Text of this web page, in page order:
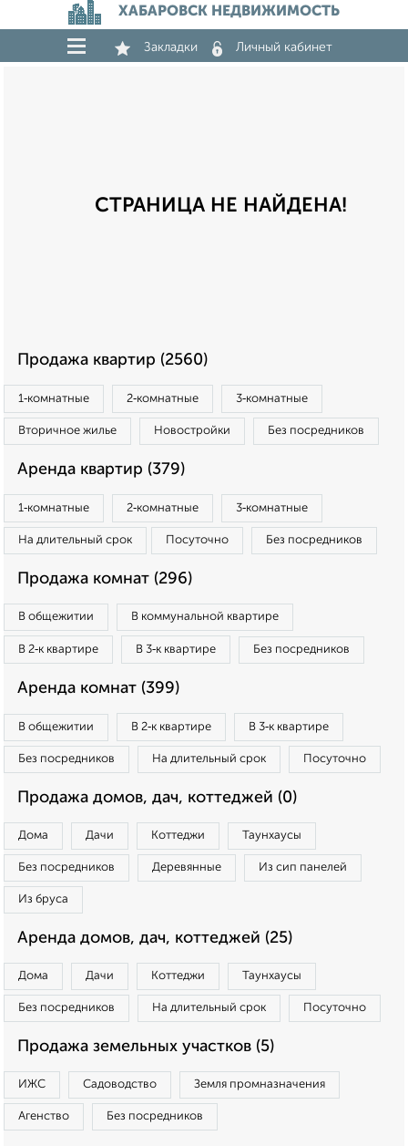
ХАБАРОВСК НЕДВИЖИМОСТЬ
Закладки Личный кабинет
СТРАНИЦА НЕ НАЙДЕНА!
Продажа квартир (2560)
1‑комнатные 2‑комнатные 3‑комнатные
Вторичное жилье Новостройки Без посредников
Аренда квартир (379)
1‑комнатные 2‑комнатные 3‑комнатные
На длительный срок Посуточно Без посредников
Продажа комнат (296)
В общежитии В коммунальной квартире
В 2‑к квартире В 3‑к квартире Без посредников
Аренда комнат (399)
В общежитии В 2‑к квартире В 3‑к квартире
Без посредников На длительный срок Посуточно
Продажа домов, дач, коттеджей (0)
Дома Дачи Коттеджи Таунхаусы
Без посредников Деревянные Из сип панелей
Из бруса
Аренда домов, дач, коттеджей (25)
Дома Дачи Коттеджи Таунхаусы
Без посредников На длительный срок Посуточно
Продажа земельных участков (5)
ИЖС Садоводство Земля промназначения
Агенство Без посредников